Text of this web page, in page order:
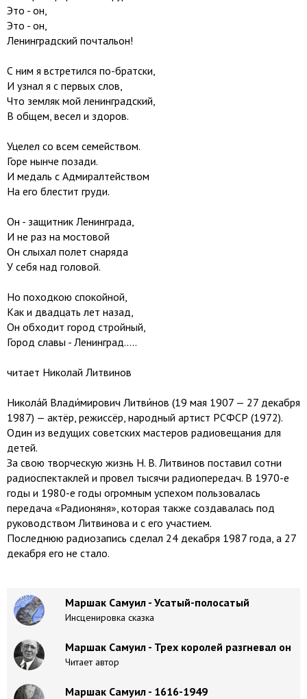
Это - он,
Это - он,
Ленинградский почтальон!
С ним я встретился по-братски,
И узнал я с первых слов,
Что земляк мой ленинградский,
В общем, весел и здоров.
Уцелел со всем семейством.
Горе нынче позади.
И медаль с Адмиралтейством
На его блестит груди.
Он - защитник Ленинграда,
И не раз на мостовой
Он слыхал полет снаряда
У себя над головой.
Но походкою спокойной,
Как и двадцать лет назад,
Он обходит город стройный,
Город славы - Ленинград.....
читает Николай Литвинов
Никола́й Влади́мирович Литви́нов (19 мая 1907 — 27 декабря
1987) — актёр, режиссёр, народный артист РСФСР (1972).
Один из ведущих советских мастеров радиовещания для
детей.
За свою творческую жизнь Н. В. Литвинов поставил сотни
радиоспектаклей и провел тысячи радиопередач. В 1970-е
годы и 1980-е годы огромным успехом пользовалась
передача «Радионяня», которая также создавалась под
руководством Литвинова и с его участием.
Последнюю радиозапись сделал 24 декабря 1987 года, а 27
декабря его не стало.
Маршак Самуил - Усатый-полосатый
Инсценировка сказка
Маршак Самуил - Трех королей разгневал он
Читает автор
Маршак Самуил - 1616-1949